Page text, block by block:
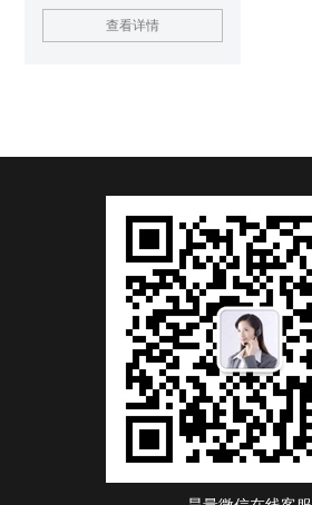
的LPA-M系列手动激光器衰减
器，这些设备具有*的机械、光学
查看详情